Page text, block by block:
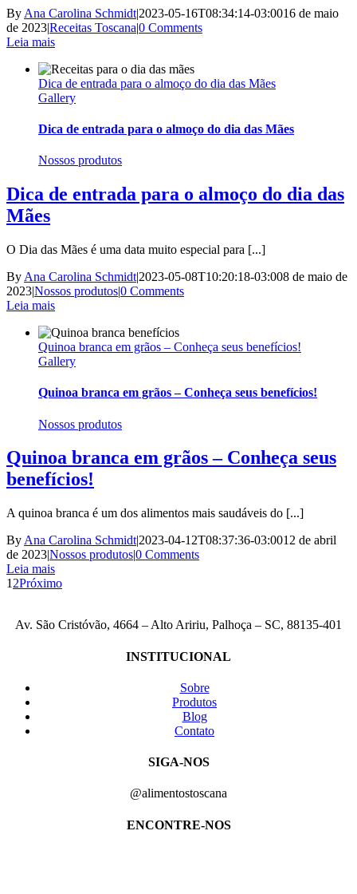
By Ana Carolina Schmidt|2023-05-16T08:34:14-03:0016 de maio
de 2023|Receitas Toscana|0 Comments
Leia mais
Dica de entrada para o almoço do dia das Mães
Gallery
Dica de entrada para o almoço do dia das Mães
Nossos produtos
Dica de entrada para o almoço do dia das
Mães
O Dia das Mães é uma data muito especial para [...]
By Ana Carolina Schmidt|2023-05-08T10:20:18-03:008 de maio de
2023|Nossos produtos|0 Comments
Leia mais
Quinoa branca em grãos – Conheça seus benefícios!
Gallery
Quinoa branca em grãos – Conheça seus benefícios!
Nossos produtos
Quinoa branca em grãos – Conheça seus
benefícios!
A quinoa branca é um dos alimentos mais saudáveis do [...]
By Ana Carolina Schmidt|2023-04-12T08:37:36-03:0012 de abril
de 2023|Nossos produtos|0 Comments
Leia mais
1 2Próximo
Av. São Cristóvão, 4664 – Alto Aririu, Palhoça – SC, 88135-401
INSTITUCIONAL
Sobre
Produtos
Blog
Contato
SIGA-NOS
@alimentostoscana
ENCONTRE-NOS